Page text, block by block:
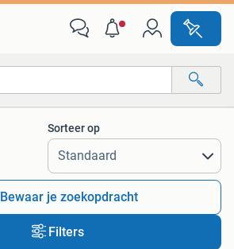
Alle afstanden…
Sorteer op
Bewaar je zoekopdracht
Filters